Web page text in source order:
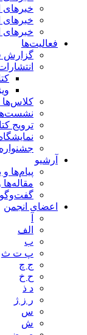
خبرهای
خبرهای
خبرهای
فعالیت‌ها
گزارش
کلاس‌ها
ترویج
آرشیو
پیام‌ها و
مقاله‌ها
اعضای انجمن
الف
ب
پ ت ث
ج چ
ح خ
د ذ
ر ز ژ
س
ش